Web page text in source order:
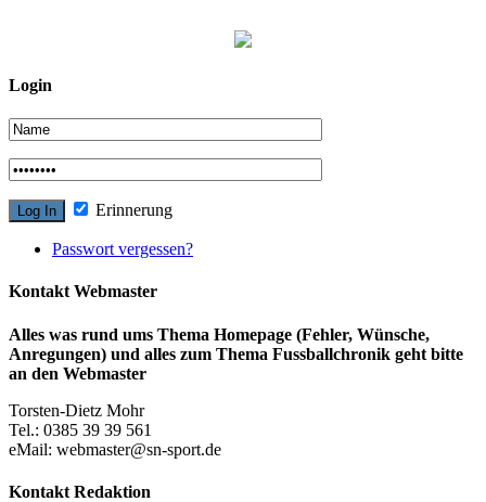
Login
Erinnerung
Passwort vergessen?
Kontakt Webmaster
Alles was rund ums Thema Homepage (Fehler, Wünsche,
Anregungen) und alles zum Thema Fussballchronik geht bitte
an den Webmaster
Torsten-Dietz Mohr
Tel.: 0385 39 39 561
eMail: webmaster@sn-sport.de
Kontakt Redaktion